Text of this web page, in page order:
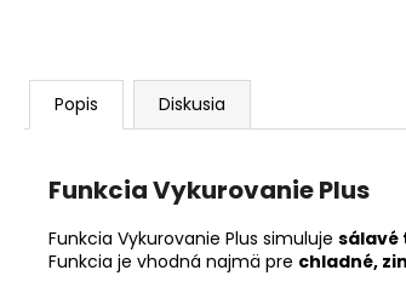
Popis Diskusia
Funkcia Vykurovanie Plus
Funkcia Vykurovanie Plus simuluje sálavé
Funkcia je vhodná najmä pre chladné,